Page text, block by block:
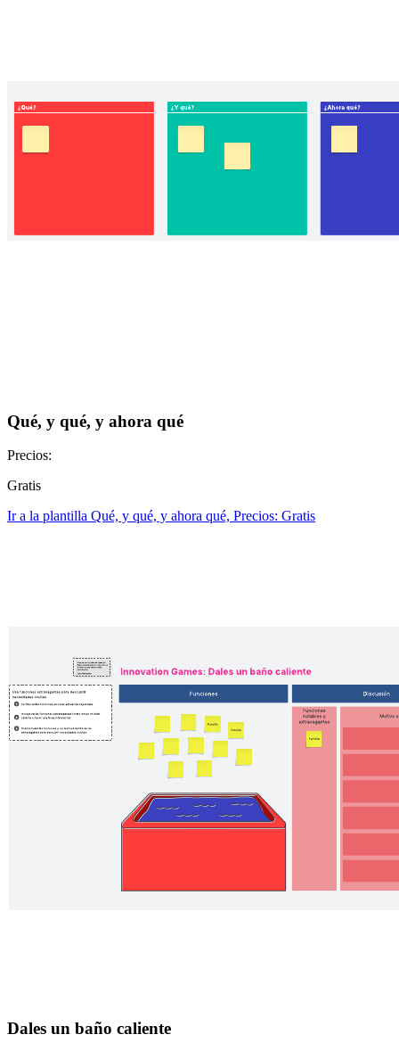
Qué, y qué, y ahora qué
Precios:
Gratis
Ir a la plantilla Qué, y qué, y ahora qué, Precios: Gratis
Dales un baño caliente